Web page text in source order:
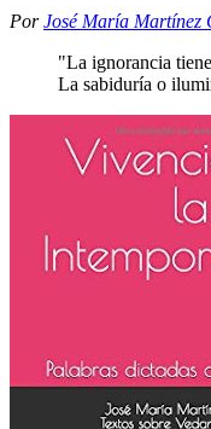
PorJosé María Martínez
"La ignorancia
La sabiduría o